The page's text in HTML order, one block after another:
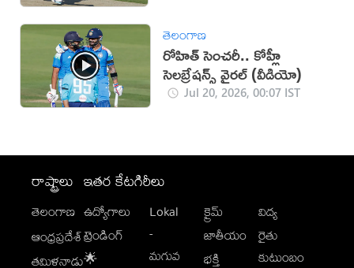
తెలంగాణ
రోహిత్ సెంచరీ.. కోహ్లీ
సెలబ్రేషన్స్ వైరల్ (వీడియో)
Jul 20, 2026, 00:07 IST
రాష్ట్రాలు
తెలంగాణ
ఆంధ్రప్రదేశ్
తమిళనాడు
ఇతర కేటగిరీలు
ఉద్యోగాలు
ట్రెండింగ్
🌟
Lokal
-
మగువ
క్రైమ్
జాతీయం
భక్తి
విద్య
రైతు
కుటుంబం